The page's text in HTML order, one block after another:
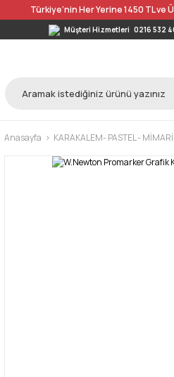
Türkiye’nin Her Yerine 1450 TL ve
Müşteri Hizmetleri 0216 532
Anasayfa KARAKALEM- PASTEL -